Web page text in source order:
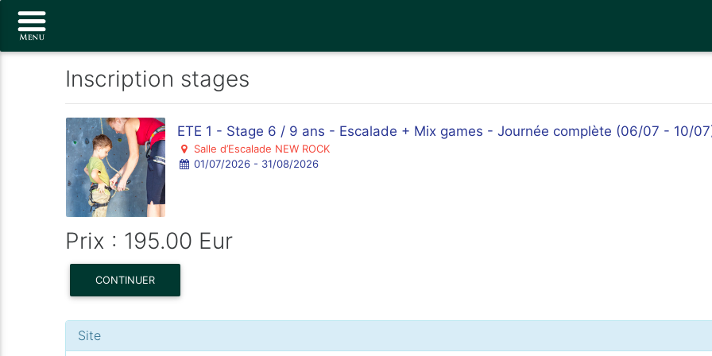
Inscription stages
ETE 1 - Stage 6 / 9 ans - Escalade + Mix games - Journée complète (06/07 - 10/
Salle d’Escalade NEW ROCK
01/07/2026 - 31/08/2026
Prix : 195.00 Eur
CONTINUER
Site